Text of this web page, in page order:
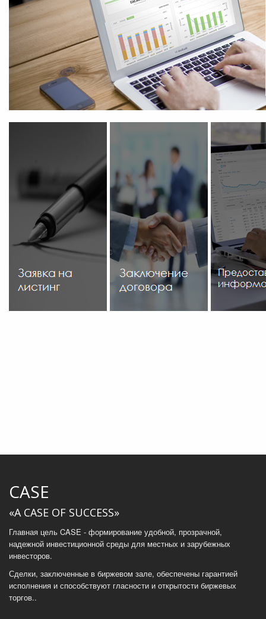
CASE
«A CASE OF SUCCESS»
Главная цель CASE - формирование удобной, прозрачной,
надежной инвестиционной среды для местных и зарубежных
инвесторов.
Сделки, заключенные в биржевом зале, обеспечены гарантией
исполнения и способствуют гласности и открытости биржевых
торгов..